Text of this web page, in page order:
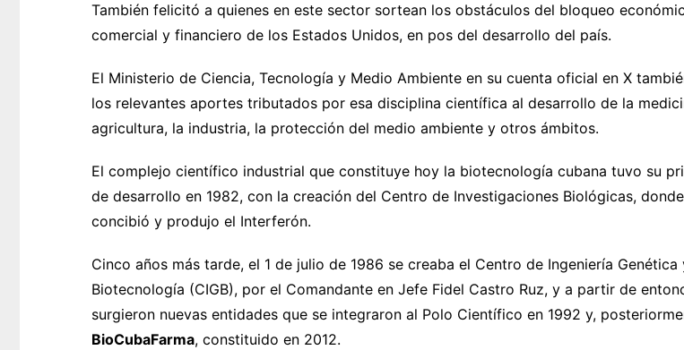
También felicitó a quienes en este sector sortean los obstáculos del bloqueo
comercial y financiero de los Estados Unidos, en pos del desarrollo del país.
El Ministerio de Ciencia, Tecnología y Medio Ambiente en su cuenta oficial en X
los relevantes aportes tributados por esa disciplina científica al desarrollo de la
agricultura, la industria, la protección del medio ambiente y otros ámbitos.
El complejo científico industrial que constituye hoy la biotecnología cubana tuvo su
de desarrollo en 1982, con la creación del Centro de Investigaciones Biológicas,
concibió y produjo el Interferón.
Cinco años más tarde, el 1 de julio de 1986 se creaba el Centro de Ingeniería Genética
Biotecnología (CIGB), por el Comandante en Jefe Fidel Castro Ruz, y a partir de
surgieron nuevas entidades que se integraron al Polo Científico en 1992 y,
BioCubaFarma, constituido en 2012.